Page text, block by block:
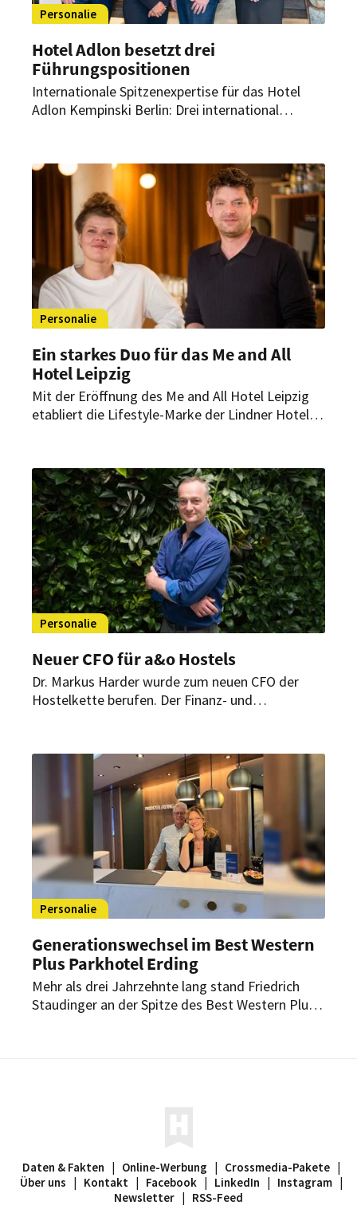
Personalie
Hotel Adlon besetzt drei
Führungspositionen
Internationale Spitzenexpertise für das Hotel
Adlon Kempinski Berlin: Drei international
übernehmen Schlüsselpositionen in den
Bereichen Gastronomie, Rooms Division und
Personal.
Personalie
Ein starkes Duo für das Me and All
Hotel Leipzig
Mit der Eröffnung des Me and All Hotel Leipzig
etabliert die Lifestyle-Marke der Lindner Hotel
steht ein erfahrenes Führungsteam.
Personalie
Neuer CFO für a&o Hostels
Dr. Markus Harder wurde zum neuen CFO der
Hostelkette berufen. Der Finanz- und
vorantreiben – mit Fokus auf KI, Cloud-Lösungen
und den Ausbau des europäischen Portfolios.
Personalie
Generationswechsel im Best Western
Plus Parkhotel Erding
Mehr als drei Jahrzehnte lang stand Friedrich
Staudinger an der Spitze des Best Western Plus
Daten & Fakten | Online-Werbung | Crossmedia-Pakete |
Über uns | Kontakt | Facebook | LinkedIn | Instagram |
Newsletter | RSS-Feed